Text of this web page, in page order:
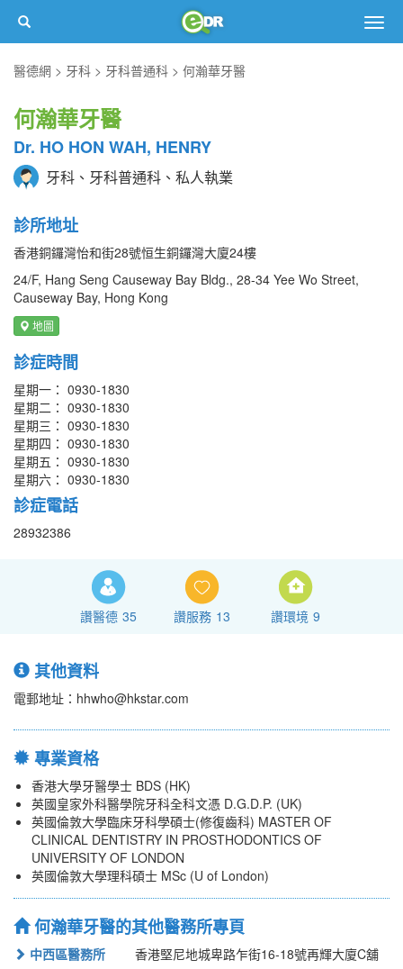
醫德網
牙科 牙科普通科 何瀚華牙醫
何瀚華牙醫
Dr. HO HON WAH, HENRY
牙科、牙科普通科、私人執業
診所地址
香港銅鑼灣怡和街28號恒生銅鑼灣大廈24樓
24/F, Hang Seng Causeway Bay Bldg., 28-34 Yee Wo Street,
Causeway Bay, Hong Kong
地圖
診症時間
星期一： 0930-1830
星期二： 0930-1830
星期三： 0930-1830
星期四： 0930-1830
星期五： 0930-1830
星期六： 0930-1830
診症電話
28932386
讚醫德 35 讚服務 13 讚環境 9
其他資料
電郵地址：hhwho@hkstar.com
專業資格
香港大學牙醫學士 BDS (HK)
英國皇家外科醫學院牙科全科文憑 D.G.D.P. (UK)
英國倫敦大學臨床牙科學碩士(修復齒科) MASTER OF
CLINICAL DENTISTRY IN PROSTHODONTICS OF
UNIVERSITY OF LONDON
英國倫敦大學理科碩士 MSc (U of London)
何瀚華牙醫的其他醫務所專頁
中西區醫務所 香港堅尼地城卑路乍街16-18號再輝大廈C舖